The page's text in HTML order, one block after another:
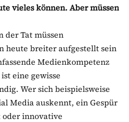
vieles können. Aber müssen
der Tat müssen
heute breiter aufgestellt sein
Medienkompetenz
eine gewisse
Wer sich beispielsweise
Media auskennt, ein Gespür
innovative